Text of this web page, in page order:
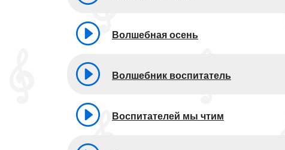
Волшебная осень
Волшебник воспитатель
Воспитателей мы чтим